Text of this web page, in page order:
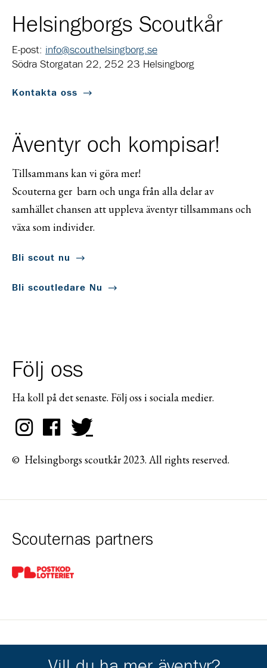
Helsingborgs Scoutkår
E-post: info@scouthelsingborg.se
Södra Storgatan 22, 252 23 Helsingborg
Kontakta oss
Äventyr och kompisar!
Tillsammans kan vi göra mer!
Scouterna ger barn och unga från alla delar av
samhället chansen att uppleva äventyr tillsammans och
växa som individer.
Bli scout nu
Bli scoutledare Nu
Följ oss
Ha koll på det senaste. Följ oss i sociala medier.
© Helsingborgs scoutkår 2023. All rights reserved.
Scouternas partners
Gå till pl_50
Kårens partners